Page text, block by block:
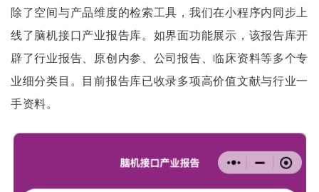
除了空间与产品维度的检索工具，我们在小程序内同步上
线了脑机接口产业报告库。如界面功能展示，该报告库开
辟了行业报告、原创内参、公司报告、临床资料等多个专
业细分类目。目前报告库已收录多项高价值文献与行业一
手资料。